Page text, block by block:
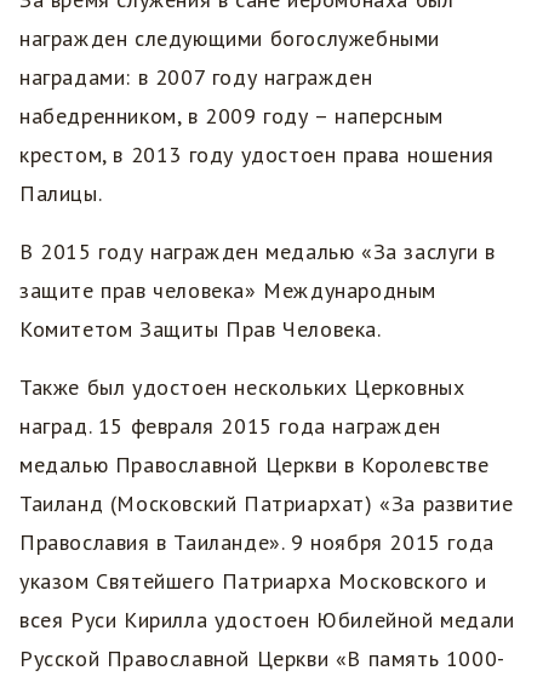
награжден следующими богослужебными
наградами: в 2007 году награжден
набедренником, в 2009 году – наперсным
крестом, в 2013 году удостоен права ношения
Палицы.
В 2015 году награжден медалью «За заслуги в
защите прав человека» Международным
Комитетом Защиты Прав Человека.
Также был удостоен нескольких Церковных
наград. 15 февраля 2015 года награжден
медалью Православной Церкви в Королевстве
Таиланд (Московский Патриархат) «За развитие
Православия в Таиланде». 9 ноября 2015 года
указом Святейшего Патриарха Московского и
всея Руси Кирилла удостоен Юбилейной медали
Русской Православной Церкви «В память 1000-